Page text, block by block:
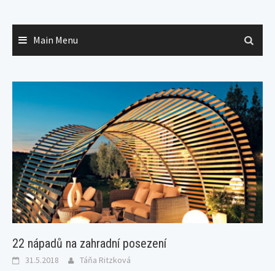
Main Menu
22 nápadů na zahradní posezení
31.5.2018 Táňa Ritzková